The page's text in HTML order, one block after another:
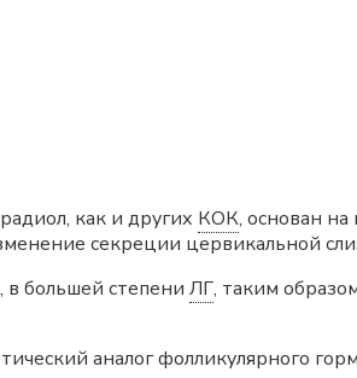
как и других КОК, основан
секреции цервикальной
в большей степени ЛГ, таким
аналог фолликулярного